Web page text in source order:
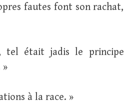
fautes font son rachat,
tel était jadis le principe
à la race. »